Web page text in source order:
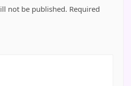
not be published. Required